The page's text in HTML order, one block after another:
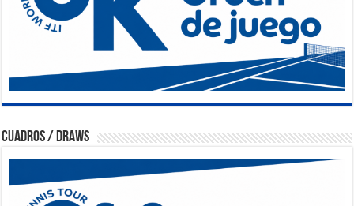
Cuadros / Draws